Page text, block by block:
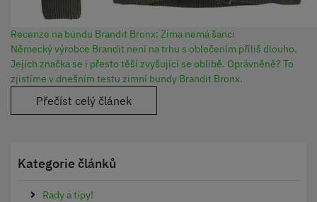
Kategorie článků
Rady a tipy!
Recenze na bundu Brandit Bronx: Zima nemá šanci
Německý výrobce Brandit není na trhu s oblečením příliš dlouho.
Jejich značka se i přesto těší zvyšující se oblibě. Oprávněně? To
zjistíme v dnešním testu zimní bundy Brandit Bronx.
Přečíst celý článek